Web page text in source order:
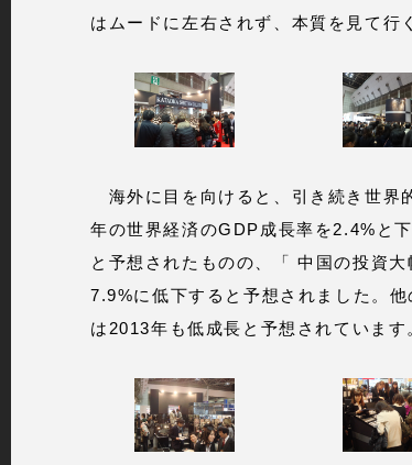
はムードに左右されず、本質を見て行
海外に目を向けると、引き続き世界
年の世界経済のGDP成長率を2.4%と
と予想されたものの、「 中国の投資
7.9%に低下すると予想されました。
は2013年も低成長と予想されています